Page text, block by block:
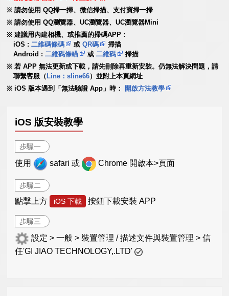
請勿使用 QQ掃一掃、微信掃描、支付寶掃一掃
請勿使用 QQ瀏覽器、UC瀏覽器、UC瀏覽器Mini
建議用內建相機、或推薦的掃碼APP：
iOS :二維碼條碼 或QR碼
掃描
Android :二維碼條瞄 或二維碼
掃描
若 APP 無法更新或下載，請先刪除再重新安裝。仍無法解決問題，請
聯繫客服（ Line：sline66）並附上本頁網址
iOS 版本遇到「無法驗證 App」時：
開啟方法教學
iOS 版安裝教學
步驟一
使用 safari 或 Chrome 開啟本>頁面
步驟二
點擊上方 iOS 下載 按鈕下載安裝 APP
步驟三
設定 > 一般 > 裝置管理 / 描述文件與裝置管理 > 信
任'GI JIAO TECHNOLOGY,.LTD'